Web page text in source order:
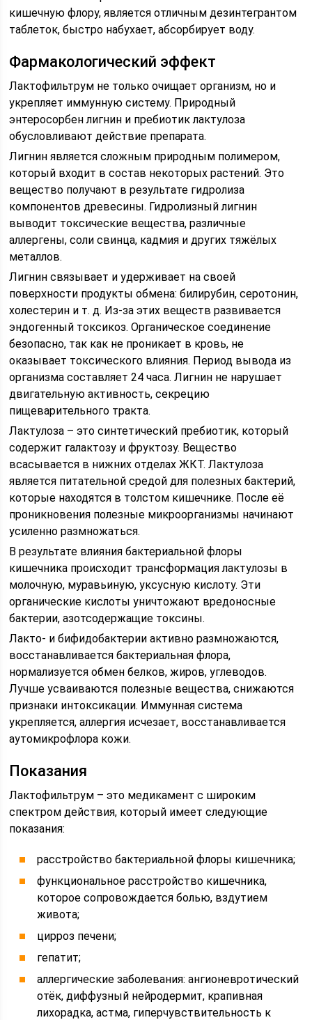
кишечную флору, является отличным дезинтегрантом
таблеток, быстро набухает, абсорбирует воду.
Фармакологический эффект
Лактофильтрум не только очищает организм, но и
укрепляет иммунную систему. Природный
энтеросорбен лигнин и пребиотик лактулоза
обусловливают действие препарата.
Лигнин является сложным природным полимером,
который входит в состав некоторых растений. Это
вещество получают в результате гидролиза
компонентов древесины. Гидролизный лигнин
выводит токсические вещества, различные
аллергены, соли свинца, кадмия и других тяжёлых
металлов.
Лигнин связывает и удерживает на своей
поверхности продукты обмена: билирубин, серотонин,
холестерин и т. д. Из-за этих веществ развивается
эндогенный токсикоз. Органическое соединение
безопасно, так как не проникает в кровь, не
оказывает токсического влияния. Период вывода из
организма составляет 24 часа. Лигнин не нарушает
двигательную активность, секрецию
пищеварительного тракта.
Лактулоза – это синтетический пребиотик, который
содержит галактозу и фруктозу. Вещество
всасывается в нижних отделах ЖКТ. Лактулоза
является питательной средой для полезных бактерий,
которые находятся в толстом кишечнике. После её
проникновения полезные микроорганизмы начинают
усиленно размножаться.
В результате влияния бактериальной флоры
кишечника происходит трансформация лактулозы в
молочную, муравьиную, уксусную кислоту. Эти
органические кислоты уничтожают вредоносные
бактерии, азотсодержащие токсины.
Лакто- и бифидобактерии активно размножаются,
восстанавливается бактериальная флора,
нормализуется обмен белков, жиров, углеводов.
Лучше усваиваются полезные вещества, снижаются
признаки интоксикации. Иммунная система
укрепляется, аллергия исчезает, восстанавливается
аутомикрофлора кожи.
Показания
Лактофильтрум – это медикамент с широким
спектром действия, который имеет следующие
показания:
расстройство бактериальной флоры кишечника;
функциональное расстройство кишечника,
которое сопровождается болью, вздутием
живота;
цирроз печени;
гепатит;
аллергические заболевания: ангионевротический
отёк, диффузный нейродермит, крапивная
лихорадка, астма, гиперчувствительность к